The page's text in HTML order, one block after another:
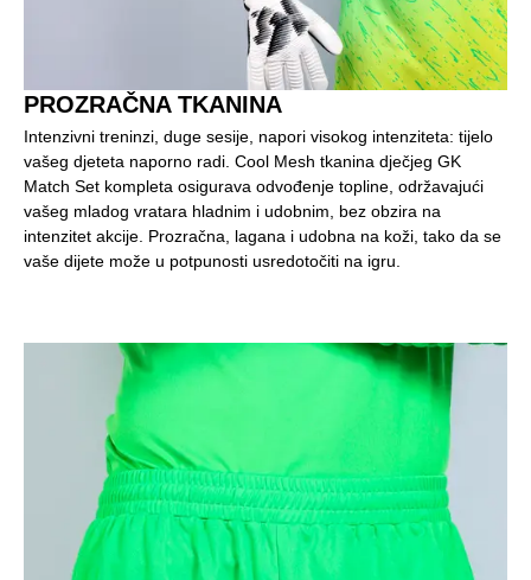
PROZRAČNA TKANINA
Intenzivni treninzi, duge sesije, napori visokog intenziteta: tijelo
vašeg djeteta naporno radi. Cool Mesh tkanina dječjeg GK
Match Set kompleta osigurava odvođenje topline, održavajući
vašeg mladog vratara hladnim i udobnim, bez obzira na
intenzitet akcije. Prozračna, lagana i udobna na koži, tako da se
vaše dijete može u potpunosti usredotočiti na igru.